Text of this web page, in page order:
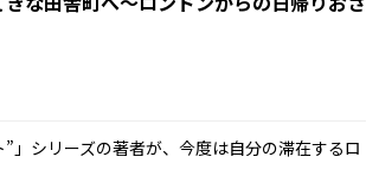
」シリーズの著者が、今度は自分の滞在するロ